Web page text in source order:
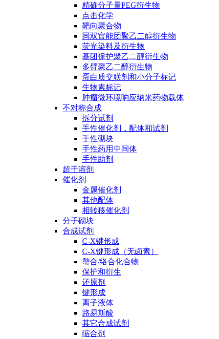
精确分子量PEG衍生物
点击化学
靶向聚合物
同双官能团聚乙二醇衍生物
荧光染料及衍生物
基团保护聚乙二醇衍生物
多臂聚乙二醇衍生物
蛋白质交联剂和小分子标记
生物素标记
肿瘤微环境响应纳米药物载体
不对称合成
拆分试剂
手性催化剂，配体和试剂
手性砌块
手性药用中间体
手性助剂
超干溶剂
催化剂
金属催化剂
其他配体
相转移催化剂
分子砌块
合成试剂
C-X键形成
C-X键形成（无卤素）
螯合/络合化合物
保护和衍生
还原剂
键形成
离子液体
路易斯酸
其它合成试剂
缩合剂